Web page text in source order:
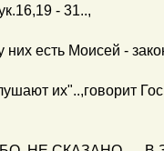
- 31..,
них есть Моисей -
их"..,говорит